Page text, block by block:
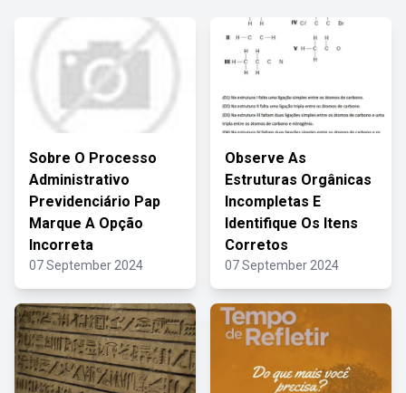
Sobre O Processo
Administrativo
Previdenciário Pap
Marque A Opção
Incorreta
07 September 2024
Observe As
Estruturas Orgânicas
Incompletas E
Identifique Os Itens
Corretos
07 September 2024